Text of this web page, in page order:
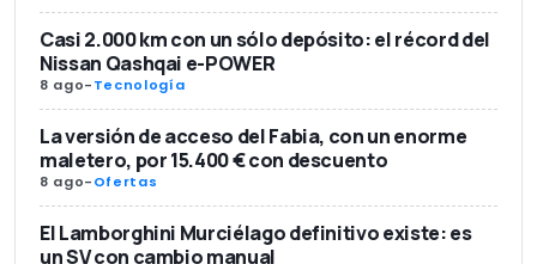
Casi 2.000 km con un sólo depósito: el récord del
Nissan Qashqai e-POWER
8 ago-Tecnología
La versión de acceso del Fabia, con un enorme
maletero, por 15.400 € con descuento
8 ago-Ofertas
El Lamborghini Murciélago definitivo existe: es
un SV con cambio manual